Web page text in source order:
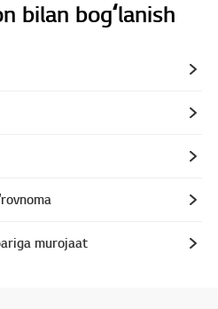
bilan bogʻlanish
murojaat